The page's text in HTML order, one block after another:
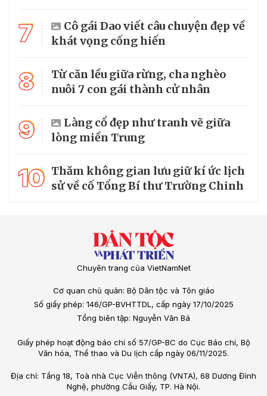
7
Cô gái Dao viết câu chuyện đẹp về
khát vọng cống hiến
8
Từ căn lều giữa rừng, cha nghèo
nuôi 7 con gái thành cử nhân
9
Làng cổ đẹp như tranh vẽ giữa
lòng miền Trung
10 Thăm không gian lưu giữ kí ức lịch
sử về cố Tổng Bí thư Trường Chinh
Chuyên trang của VietNamNet
Cơ quan chủ quản: Bộ Dân tộc và Tôn giáo
Số giấy phép: 146/GP-BVHTTDL, cấp ngày 17/10/2025
Tổng biên tập: Nguyễn Văn Bá
Giấy phép hoạt động báo chí số 57/GP-BC do Cục Báo chí, Bộ
Văn hóa, Thể thao và Du lịch cấp ngày 06/11/2025.
Địa chỉ: Tầng 18, Toà nhà Cục Viễn thông (VNTA), 68 Dương Đình
Nghệ, phường Cầu Giấy, TP. Hà Nội.